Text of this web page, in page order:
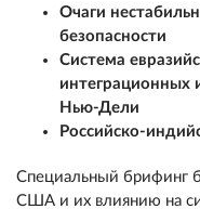
Очаги
безопасности
Система
интеграционных
Нью-Дели
Российско-
Специальный брифинг
США и их влиянию на